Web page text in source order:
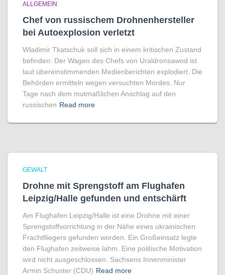
ALLGEMEIN
Chef von russischem Drohnenhersteller
bei Autoexplosion verletzt
Wladimir Tkatschuk soll sich in einem kritischen Zustand
befinden: Der Wagen des Chefs von Uraldronsawod ist
laut übereinstimmenden Medienberichten explodiert. Die
Behörden ermitteln wegen versuchten Mordes. Nur
Tage nach dem mutmaßlichen Anschlag auf den
russischen Read more
GEWALT
Drohne mit Sprengstoff am Flughafen
Leipzig/Halle gefunden und entschärft
Am Flughafen Leipzig/Halle ist eine Drohne mit einer
Sprengstoffvorrichtung in der Nähe eines ukrainischen
Frachtfliegers gefunden worden. Ein Großeinsatz legte
den Flughafen zeitweise lahm. Eine politische Motivation
wird nicht ausgeschlossen. Sachsens Innenminister
Armin Schuster (CDU) Read more